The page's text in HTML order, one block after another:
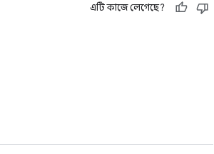
এটি কাজে লেগেছে?